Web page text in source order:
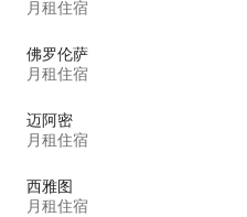
月租住宿
佛罗伦萨
月租住宿
迈阿密
月租住宿
西雅图
月租住宿